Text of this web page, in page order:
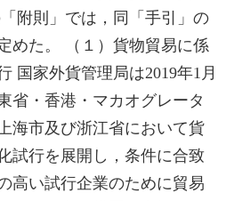
附則」では，同「手引」の
めた。 （１）貨物貿易に係
国家外貨管理局は2019年1月
省・香港・マカオグレータ
海市及び浙江省において貨
試行を展開し，条件に合致
高い試行企業のために貿易